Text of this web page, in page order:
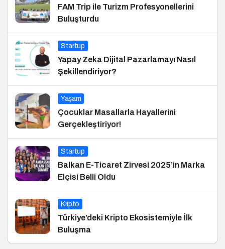
FAM Trip ile Turizm Profesyonellerini
Buluşturdu
Startup
Yapay Zeka Dijital Pazarlamayı Nasıl
Şekillendiriyor?
Yaşam
Çocuklar Masallarla Hayallerini
Gerçekleştiriyor!
Startup
Balkan E-Ticaret Zirvesi 2025’in Marka
Elçisi Belli Oldu
Kripto
Türkiye’deki Kripto Ekosistemiyle İlk
Buluşma